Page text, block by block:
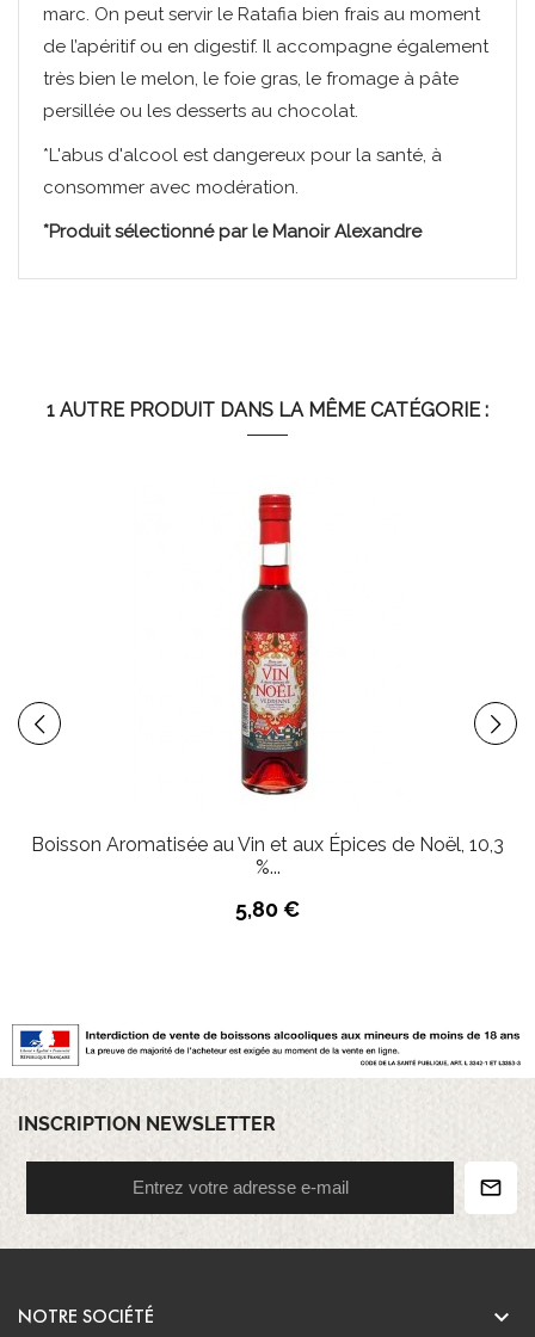
marc. On peut servir le Ratafia bien frais au moment
de l’apéritif ou en digestif. Il accompagne également
très bien le melon, le foie gras, le fromage à pâte
persillée ou les desserts au chocolat.
*L'abus d'alcool est dangereux pour la santé, à
consommer avec modération.
*Produit sélectionné par le Manoir Alexandre
1 AUTRE PRODUIT DANS LA MÊME CATÉGORIE :
Boisson Aromatisée au Vin et aux Épices de Noël, 10,3
%...
5,80 €
INSCRIPTION NEWSLETTER
NOTRE SOCIÉTÉ 